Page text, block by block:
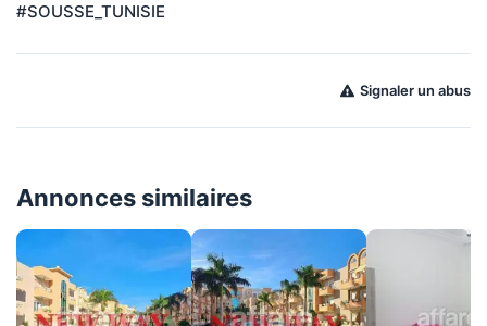
#SOUSSE_TUNISIE
Signaler un abus
Annonces similaires